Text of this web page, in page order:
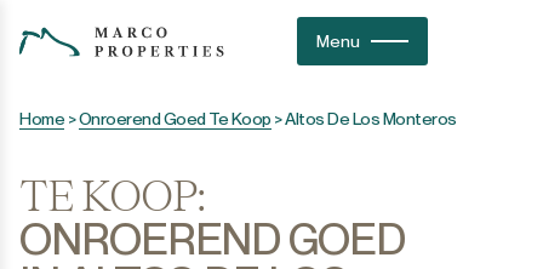
Menu
Home >Onroerend Goed Te Koop >Altos De Los Monteros
TE KOOP:
ONROEREND GOED